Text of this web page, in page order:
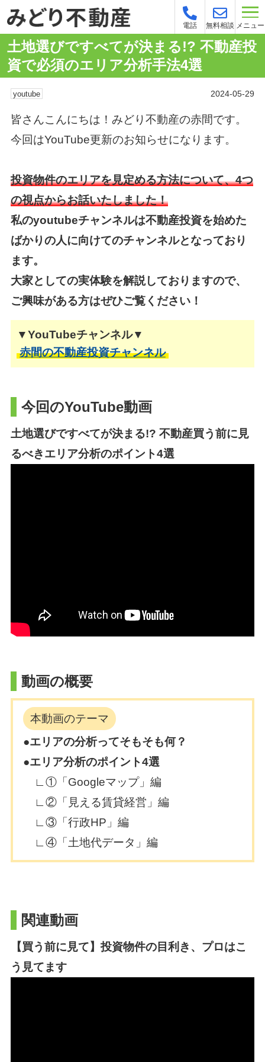
電話 無料相談 メニュー
土地選びですべてが決まる!? 不動産投
資で必須のエリア分析手法4選
youtube 2024-05-29
皆さんこんにちは！みどり不動産の赤間です。
今回はYouTube更新のお知らせになります。
投資物件のエリアを見定める方法について、4つ
の視点からお話いたしました！
私のyoutubeチャンネルは不動産投資を始めた
ばかりの人に向けてのチャンネルとなっており
ます。
大家としての実体験を解説しておりますので、
ご興味がある方はぜひご覧ください！
▼YouTubeチャンネル▼
赤間の不動産投資チャンネル
今回のYouTube動画
土地選びですべてが決まる!? 不動産買う前に見
るべきエリア分析のポイント4選
動画の概要
本動画のテーマ
●エリアの分析ってそもそも何？
●エリア分析のポイント4選
∟①「Googleマップ」編
∟②「見える賃貸経営」編
∟③「行政HP」編
∟④「土地代データ」編
関連動画
【買う前に見て】投資物件の目利き、プロはこ
う見てます